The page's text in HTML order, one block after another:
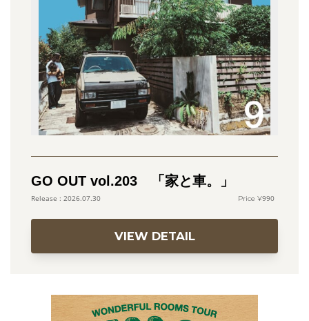
GO OUT vol.203 「家と車。」
2026.07.30 990
VIEW DETAIL